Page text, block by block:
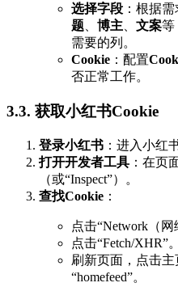
选择字段 ：根据
题、 博主、 文案等
需要的列。
Cookie ：配置
否正常工作。
3.3. 获取小红书Cookie
登录小红书 ：进入小红
打开开发者工具 ：在页
（或“Inspect”）。
查找Cookie ：
点击“Network（网
点击“Fetch/XHR”。
刷新页面，点击主
“homefeed”。